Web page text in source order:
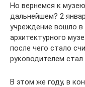
Но вернемся к
дальнейшем? 2
учреждение вошло в
архитектурного
после чего стало
руководителем
В этом же году, в